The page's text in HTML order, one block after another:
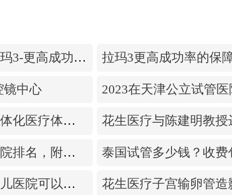
泰国生殖中心拉玛3-更高成功率的保障-治愈系的医院环境
镜中心
深度打造中泰一体化医疗体系！花生医疗中国专家团赴泰考察交流
揭阳试管婴儿医院排名，附带试管成功率
廊坊哪个试管婴儿医院可以包成功？内附试管费用! 花生医疗子宫输卵管造